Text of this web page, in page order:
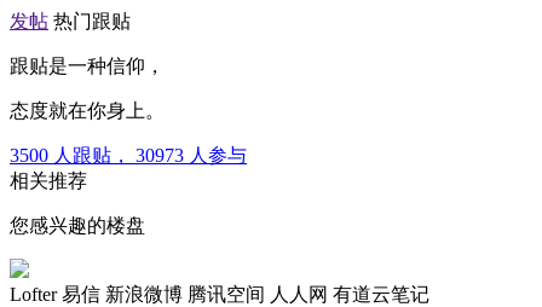
发帖 热门跟贴
跟贴是一种信仰，
态度就在你身上。
3500 人跟贴， 30973 人参与
相关推荐
您感兴趣的楼盘
Lofter 易信 新浪微博 腾讯空间 人人网 有道云笔记